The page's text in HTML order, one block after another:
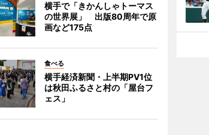
横手で「きかんしゃトーマス
の世界展」 出版80周年で原
画など175点
食べる
横手経済新聞・上半期PV1位
は秋田ふるさと村の「屋台フ
ェス」